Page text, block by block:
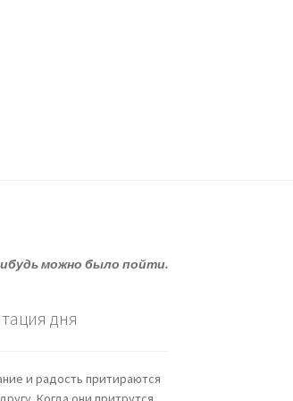
можно было пойти.
дня
и радость притираются